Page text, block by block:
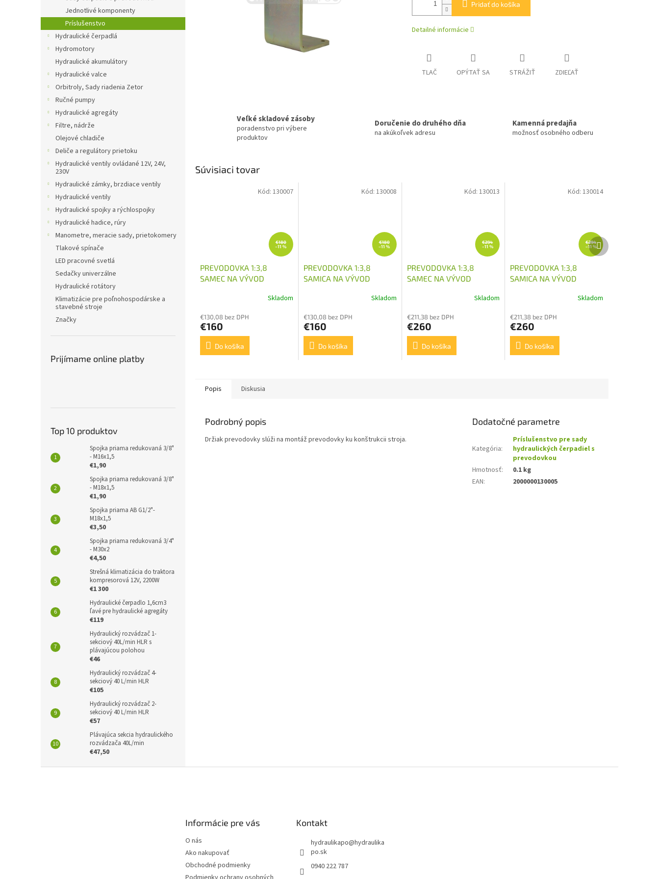
Jednotlivé komponenty
Príslušenstvo
Hydraulické čerpadlá
Hydromotory
Hydraulické akumulátory
Hydraulické valce
Orbitroly, Sady riadenia Zetor
Ručné pumpy
Hydraulické agregáty
Filtre, nádrže
Olejové chladiče
Deliče a regulátory prietoku
Hydraulické ventily ovládané 12V, 24V,
230V
Hydraulické zámky, brzdiace ventily
Hydraulické ventily
Hydraulické spojky a rýchlospojky
Hydraulické hadice, rúry
Manometre, meracie sady, prietokomery
Tlakové spínače
LED pracovné svetlá
Sedačky univerzálne
Hydraulické rotátory
Klimatizácie pre poľnohospodárske a
stavebné stroje
Značky
Prijímame online platby
Top 10 produktov
Spojka priama redukovaná 3/8"
- M16x1,5
€1,90
Spojka priama redukovaná 3/8"
- M18x1,5
€1,90
Spojka priama AB G1/2"-
M18x1,5
€3,50
Spojka priama redukovaná 3/4"
- M30x2
€4,50
Strešná klimatizácia do traktora
kompresorová 12V, 2200W
€1 300
Hydraulické čerpadlo 1,6cm3
ľavé pre hydraulické agregáty
€119
Hydraulický rozvádzač 1-
sekciový 40L/min HLR s
plávajúcou polohou
€46
Hydraulický rozvádzač 4-
sekciový 40 L/min HLR
€105
Hydraulický rozvádzač 2-
sekciový 40 L/min HLR
€57
Plávajúca sekcia hydraulického
rozvádzača 40L/min
€47,50
Pridať do košíka
Detailné informácie
TLAČ OPÝTAŤ SA STRÁŽIŤ ZDIEĽAŤ
Veľké skladové zásoby
poradenstvo pri výbere
produktov
Doručenie do druhého dňa
na akúkoľvek adresu
Kamenná predajňa
možnosť osobného odberu
Súvisiaci tovar
€180
–11 %
PREVODOVKA 1:3,8
SAMEC NA VÝVOD
Skladom
€130,08 bez DPH
€160
Do košíka
Kód: 130007
€180
–11 %
PREVODOVKA 1:3,8
SAMICA NA VÝVOD
Skladom
€130,08 bez DPH
€160
Do košíka
Kód: 130008
€294
–11 %
PREVODOVKA 1:3,8
SAMEC NA VÝVOD
Skladom
€211,38 bez DPH
€260
Do košíka
Kód:130013
€294
–11 %
PREVODOVKA 1:3,8
SAMICA NA VÝVOD
Skladom
€211,38 bez DPH
€260
Do košíka
Kód: 130014
Ďalší
produkt
Popis Diskusia
Podrobný popis
Držiak prevodovky slúži na montáž prevodovky ku konštrukcii stroja.
Dodatočné parametre
Kategória:
Príslušenstvo pre sady
hydraulických čerpadiel s
prevodovkou
Hmotnosť:
0.1 kg
EAN: 2000000130005
Informácie pre vás
O nás
Ako nakupovať
Obchodné podmienky
Kontakt
hydraulikapo@hydraulika
po.sk
0940 222 787